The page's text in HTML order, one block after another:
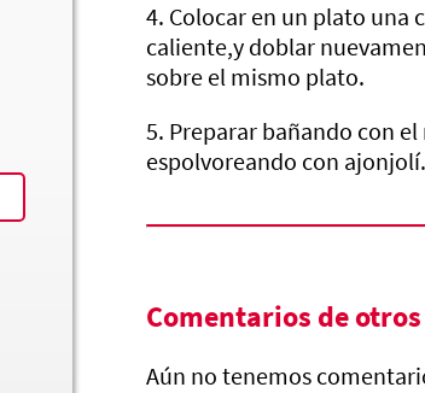
4. Colocar en un plato una
caliente,y doblar
sobre el mismo plato.
5. Preparar bañando con
espolvoreando con
Comentarios de
Aún no tenemos